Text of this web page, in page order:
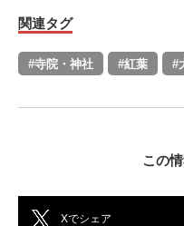
関連タグ
#寺院・神社 #紅葉 #
この
Xでシェア